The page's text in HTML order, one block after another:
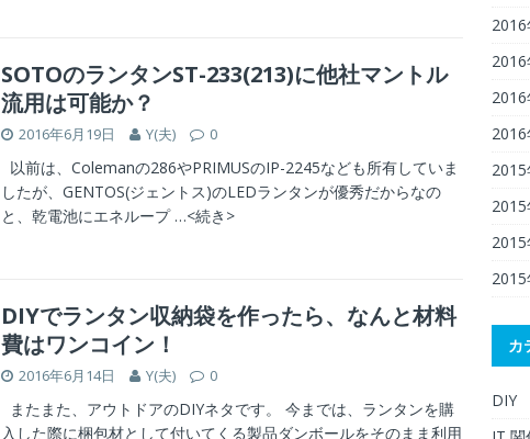
SOTOのランタンST-233(213)に他社マントル
流用は可能か？
2016年6月19日 Y(夫) 0
以前は、Colemanの286やPRIMUSのIP-2245なども所有していま
したが、GENTOS(ジェントス)のLEDランタンが優秀だからなの
と、乾電池にエネループ …<続き>
DIYでランタン収納袋を作ったら、なんと材料
費はワンコイン！
2016年6月14日 Y(夫) 0
またまた、アウトドアのDIYネタです。 今までは、ランタンを購
入した際に梱包材として付いてくる製品ダンボールをそのまま利用
カ
DIY